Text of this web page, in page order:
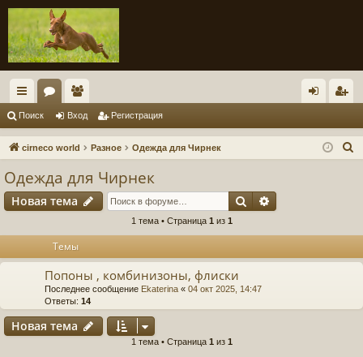
с
ы
и
ум
ол
ьз
ат
ел
и
д ис
Поиск Вход Регистрация
cirneco world Разное Одежда для Чирнек
Одежда для Чирнек
Новая тема Поиск
1 тема • Страница 1 из 1
Темы
Попоны , комбинизоны, флиски
Последнее сообщение Ekaterina « 04 окт 2025, 14:47
Ответы: 14
Новая тема
1 тема • Страница 1 из 1